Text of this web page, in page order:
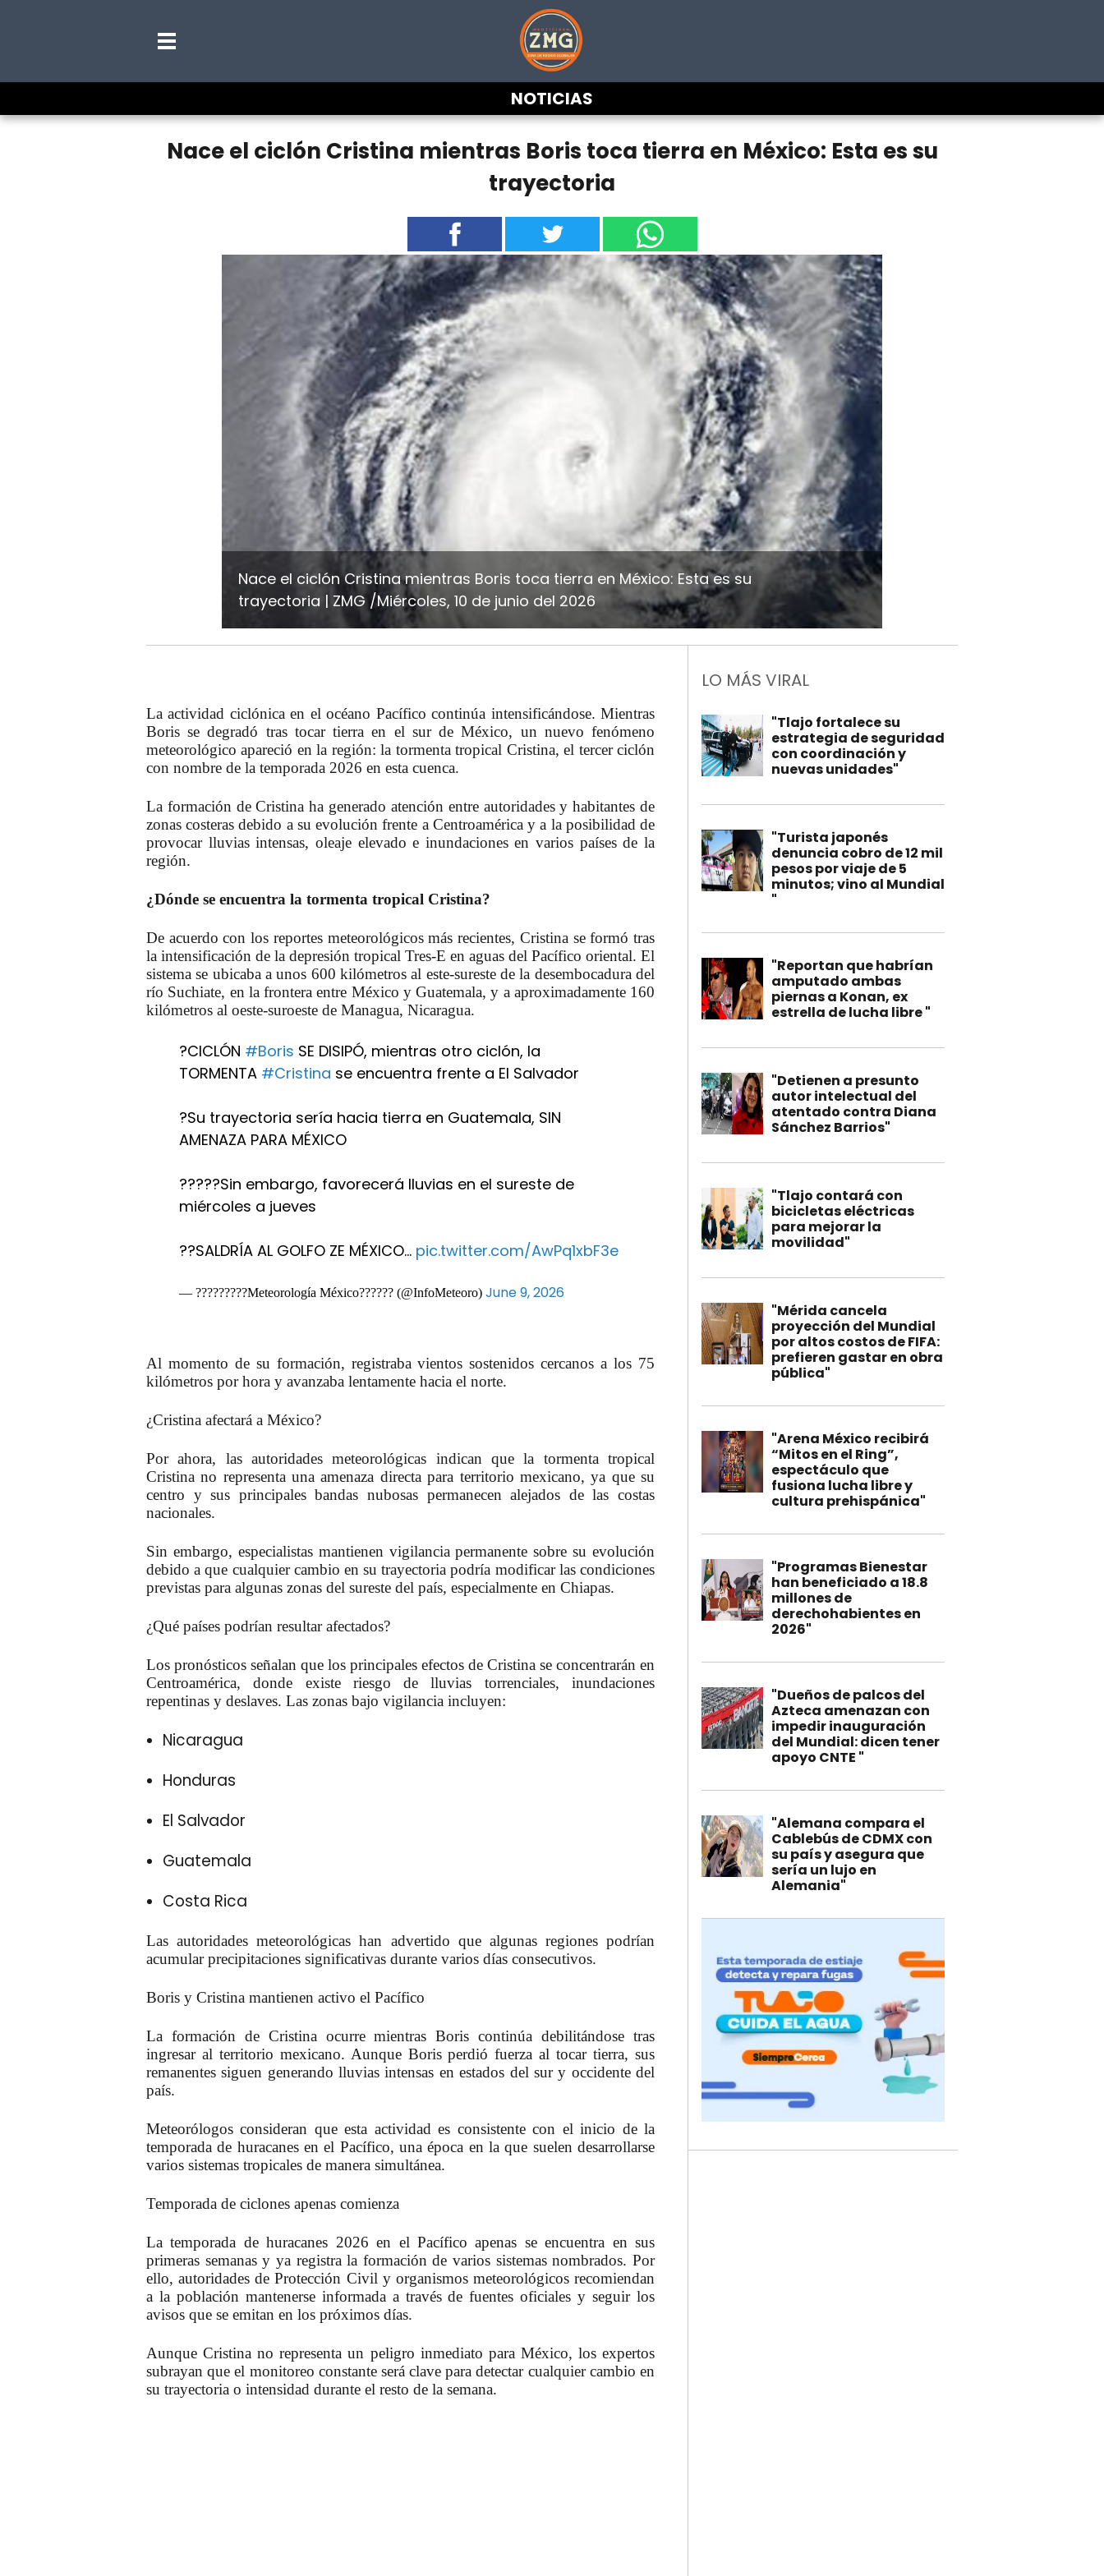
NOTICIAS
Nace el ciclón Cristina mientras Boris toca tierra en México: Esta es su
trayectoria
Nace el ciclón Cristina mientras Boris toca tierra en México: Esta es su
trayectoria
ZMG /Miércoles, 10 de junio del 2026
La actividad ciclónica en el océano Pacífico continúa intensificándose. Mientras
Boris se degradó tras tocar tierra en el sur de México, un nuevo fenómeno
meteorológico apareció en la región: la tormenta tropical Cristina, el tercer ciclón
con nombre de la temporada 2026 en esta cuenca.
La formación de Cristina ha generado atención entre autoridades y habitantes de
zonas costeras debido a su evolución frente a Centroamérica y a la posibilidad de
provocar lluvias intensas, oleaje elevado e inundaciones en varios países de la
región.
¿Dónde se encuentra la tormenta tropical Cristina?
De acuerdo con los reportes meteorológicos más recientes, Cristina se formó tras
la intensificación de la depresión tropical Tres-E en aguas del Pacífico oriental. El
sistema se ubicaba a unos 600 kilómetros al este-sureste de la desembocadura del
río Suchiate, en la frontera entre México y Guatemala, y a aproximadamente 160
kilómetros al oeste-suroeste de Managua, Nicaragua.
?CICLÓN #Boris SE DISIPÓ, mientras otro ciclón, la
TORMENTA #Cristina se encuentra frente a El Salvador
?Su trayectoria sería hacia tierra en Guatemala, SIN
AMENAZA PARA MÉXICO
?????Sin embargo, favorecerá lluvias en el sureste de
miércoles a jueves
??SALDRÍA AL GOLFO ZE MÉXICO… pic.twitter.com/AwPq1xbF3e
— ?????????Meteorología México?????? (@InfoMeteoro) June 9, 2026
Al momento de su formación, registraba vientos sostenidos cercanos a los 75
kilómetros por hora y avanzaba lentamente hacia el norte.
¿Cristina afectará a México?
Por ahora, las autoridades meteorológicas indican que la tormenta tropical
Cristina no representa una amenaza directa para territorio mexicano, ya que su
centro y sus principales bandas nubosas permanecen alejados de las costas
nacionales.
Sin embargo, especialistas mantienen vigilancia permanente sobre su evolución
debido a que cualquier cambio en su trayectoria podría modificar las condiciones
previstas para algunas zonas del sureste del país, especialmente en Chiapas.
¿Qué países podrían resultar afectados?
Los pronósticos señalan que los principales efectos de Cristina se concentrarán en
Centroamérica, donde existe riesgo de lluvias torrenciales, inundaciones
repentinas y deslaves. Las zonas bajo vigilancia incluyen:
Nicaragua
Honduras
El Salvador
Guatemala
Costa Rica
Las autoridades meteorológicas han advertido que algunas regiones podrían
acumular precipitaciones significativas durante varios días consecutivos.
Boris y Cristina mantienen activo el Pacífico
La formación de Cristina ocurre mientras Boris continúa debilitándose tras
ingresar al territorio mexicano. Aunque Boris perdió fuerza al tocar tierra, sus
remanentes siguen generando lluvias intensas en estados del sur y occidente del
país.
Meteorólogos consideran que esta actividad es consistente con el inicio de la
temporada de huracanes en el Pacífico, una época en la que suelen desarrollarse
varios sistemas tropicales de manera simultánea.
Temporada de ciclones apenas comienza
La temporada de huracanes 2026 en el Pacífico apenas se encuentra en sus
primeras semanas y ya registra la formación de varios sistemas nombrados. Por
ello, autoridades de Protección Civil y organismos meteorológicos recomiendan
a la población mantenerse informada a través de fuentes oficiales y seguir los
avisos que se emitan en los próximos días.
Aunque Cristina no representa un peligro inmediato para México, los expertos
subrayan que el monitoreo constante será clave para detectar cualquier cambio en
su trayectoria o intensidad durante el resto de la semana.
LO MÁS VIRAL
"Tlajo fortalece su
estrategia de seguridad
con coordinación y
nuevas unidades"
"Turista japonés
denuncia cobro de 12 mil
pesos por viaje de 5
minutos; vino al Mundial
"
"Reportan que habrían
amputado ambas
piernas a Konan, ex
estrella de lucha libre "
"Detienen a presunto
autor intelectual del
atentado contra Diana
Sánchez Barrios"
"Tlajo contará con
bicicletas eléctricas
para mejorar la
movilidad"
"Mérida cancela
proyección del Mundial
por altos costos de FIFA:
prefieren gastar en obra
pública"
"Arena México recibirá
“Mitos en el Ring”,
espectáculo que
fusiona lucha libre y
cultura prehispánica"
"Programas Bienestar
han beneficiado a 18.8
millones de
derechohabientes en
2026"
"Dueños de palcos del
Azteca amenazan con
impedir inauguración
del Mundial: dicen tener
apoyo CNTE "
"Alemana compara el
Cablebús de CDMX con
su país y asegura que
sería un lujo en
Alemania"